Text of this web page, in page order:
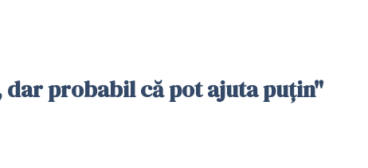
probabil că pot ajuta puțin"